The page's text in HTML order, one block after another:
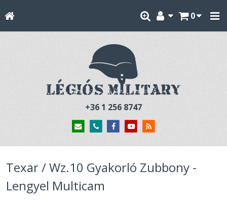
0
+36 1 256 8747
Texar / Wz.10 Gyakorló Zubbony -
Lengyel Multicam